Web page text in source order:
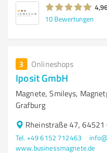
10 Bewertungen
3 Onlineshops
Iposit GmbH
Magnete, Smileys,
Grafburg
Rheinstraße 47, 64521
Tel. +49 6152 712463
www.businessmagnete.de